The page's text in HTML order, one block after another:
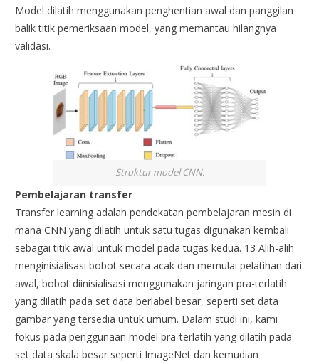
Model dilatih menggunakan penghentian awal dan panggilan
balik titik pemeriksaan model, yang memantau hilangnya
validasi.
Struktur model CNN.
Pembelajaran transfer
Transfer learning adalah pendekatan pembelajaran mesin di
mana CNN yang dilatih untuk satu tugas digunakan kembali
sebagai titik awal untuk model pada tugas kedua. 13 Alih-alih
menginisialisasi bobot secara acak dan memulai pelatihan dari
awal, bobot diinisialisasi menggunakan jaringan pra-terlatih
yang dilatih pada set data berlabel besar, seperti set data
gambar yang tersedia untuk umum. Dalam studi ini, kami
fokus pada penggunaan model pra-terlatih yang dilatih pada
set data skala besar seperti ImageNet dan kemudian